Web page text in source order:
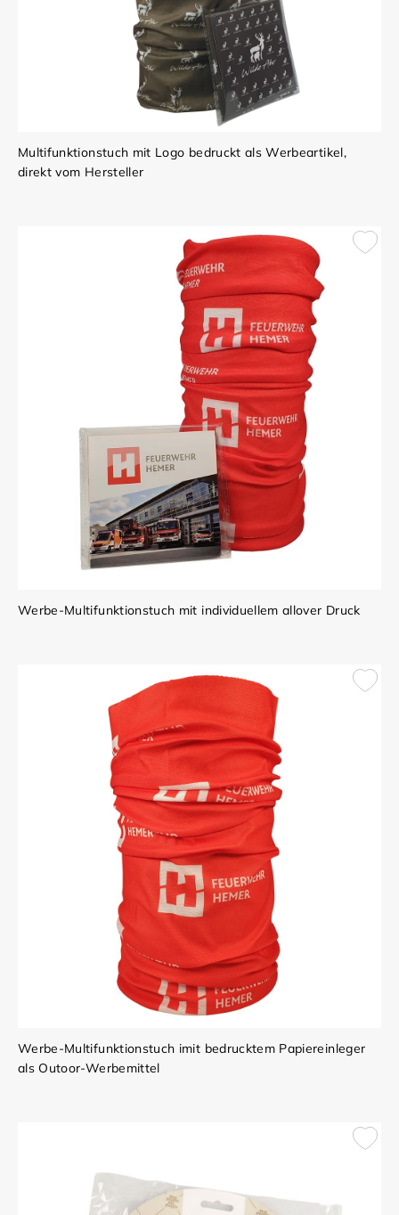
Multifunktionstuch mit Logo bedruckt als Werbeartikel,
direkt vom Hersteller
Werbe-Multifunktionstuch mit individuellem allover Druck
Werbe-Multifunktionstuch imit bedrucktem Papiereinleger
als Outoor-Werbemittel